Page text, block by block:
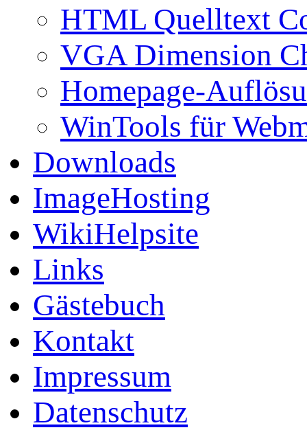
HTML Quelltext
VGA Dimension
Homepage-
WinTools für
Downloads
ImageHosting
WikiHelpsite
Links
Gästebuch
Kontakt
Impressum
Datenschutz